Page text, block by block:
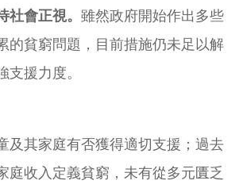
社會正視。 雖然政府開始作出多些
的貧窮問題，目前措施仍未足以解
支援力度。
及其家庭有否獲得適切支援；過去
庭收入定義貧窮，未有從多元匱乏